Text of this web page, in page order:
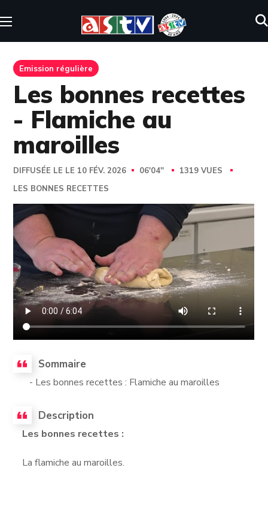
Emission régulière
Les bonnes recettes
- Flamiche au
maroilles
DIFFUSÉE LE LE 10 FÉV. 2026 06'04''
1319 VUES
LES BONNES RECETTES
Sommaire
- Les bonnes recettes : Flamiche au maroilles
Description
Les bonnes recettes :
La flamiche au maroilles.